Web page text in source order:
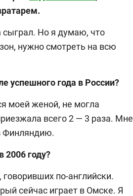
сыграл. Но я думаю, что
нужно смотреть на всю
успешного года в России?
моей женой, не могла
всего 2 — 3 раза. Мне
Финляндию.
2006 году?
по-английски.
сейчас играет в Омске. Я